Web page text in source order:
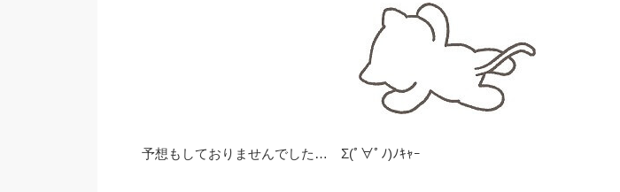
予想もしておりませんでした… Σ(ﾟ∀ﾟﾉ)ﾉｷｬｰ